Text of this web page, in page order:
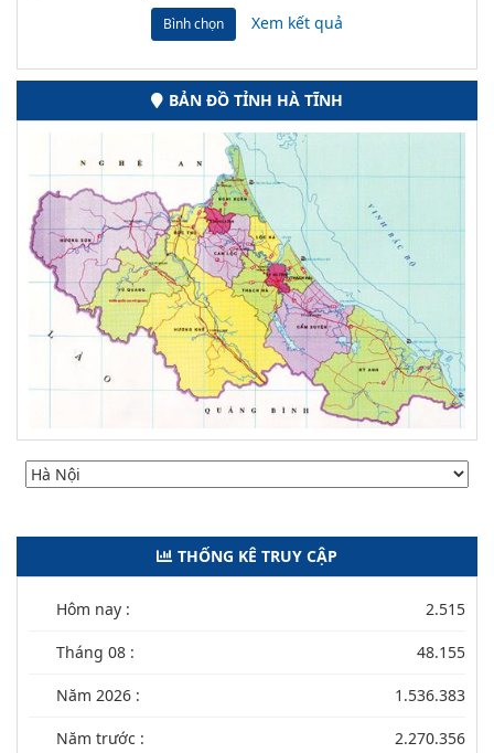
Bình chọn Xem kết quả
BẢN ĐỒ TỈNH HÀ TĨNH
THỐNG KÊ TRUY CẬP
Hôm nay : 2.515
Tháng 08 : 48.155
Năm 2026 : 1.536.383
Năm trước : 2.270.356